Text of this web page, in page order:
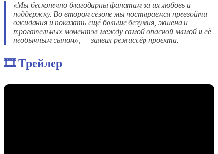
«Мы бесконечно благодарны фанатам за их любовь и
поддержку. Во втором сезоне мы постараемся превзойти
ожидания и показать ещё больше безумия, экшена и
трогательных моментов между самой опасной мамой и её
необычным сыном», — заявил режиссёр проекта.
🎞️ Трейлер